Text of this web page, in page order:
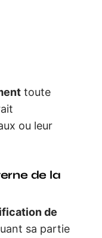
toute
ou leur
de la
de
sa partie